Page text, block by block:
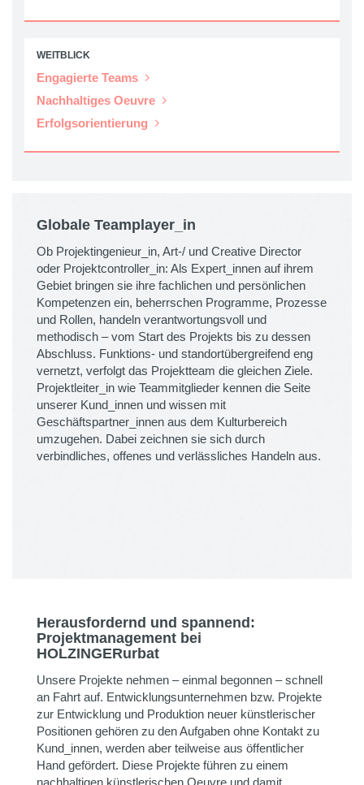
WEITBLICK
Engagierte Teams
Nachhaltiges Oeuvre
Erfolgsorientierung
Globale Teamplayer_in
Ob Projektingenieur_in, Art-/ und Creative Director
oder Projektcontroller_in: Als Expert_innen auf ihrem
Gebiet bringen sie ihre fachlichen und persönlichen
Kompetenzen ein, beherrschen Programme, Prozesse
und Rollen, handeln verantwortungsvoll und
methodisch – vom Start des Projekts bis zu dessen
Abschluss. Funktions- und standortübergreifend eng
vernetzt, verfolgt das Projektteam die gleichen Ziele.
Projektleiter_in wie Teammitglieder kennen die Seite
unserer Kund_innen und wissen mit
Geschäftspartner_innen aus dem Kulturbereich
umzugehen. Dabei zeichnen sie sich durch
verbindliches, offenes und verlässliches Handeln aus.
Herausfordernd und spannend:
Projektmanagement bei
HOLZINGERurbat
Unsere Projekte nehmen – einmal begonnen – schnell
an Fahrt auf. Entwicklungsunternehmen bzw. Projekte
zur Entwicklung und Produktion neuer künstlerischer
Positionen gehören zu den Aufgaben ohne Kontakt zu
Kund_innen, werden aber teilweise aus öffentlicher
Hand gefördert. Diese Projekte führen zu einem
nachhaltigen künstlerischen Oeuvre und damit